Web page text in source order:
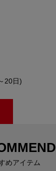
20日)
めアイテム